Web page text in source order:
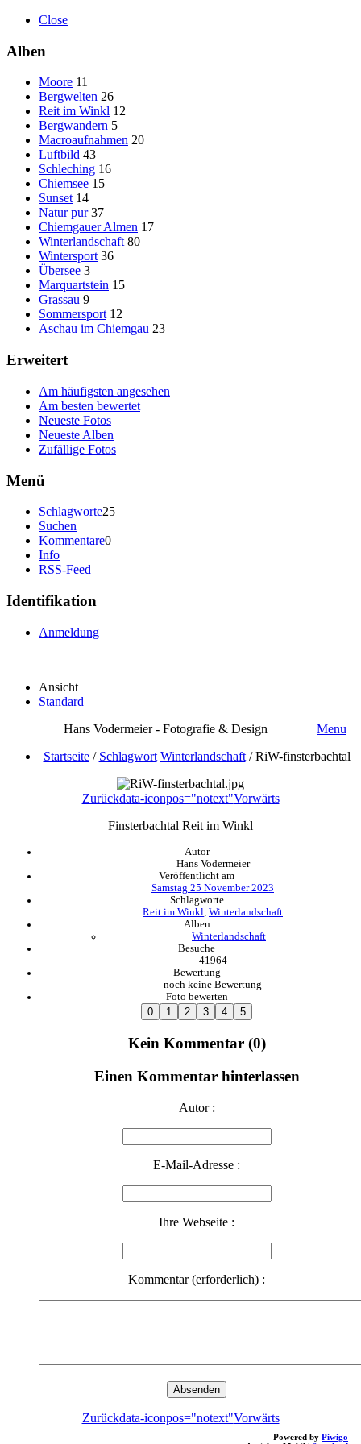
Close
Alben
Moore 11
Bergwelten 26
Reit im Winkl 12
Bergwandern 5
Macroaufnahmen 20
Luftbild 43
Schleching 16
Chiemsee 15
Sunset 14
Natur pur 37
Chiemgauer Almen 17
Winterlandschaft 80
Wintersport 36
Übersee 3
Marquartstein 15
Grassau 9
Sommersport 12
Aschau im Chiemgau 23
Erweitert
Am häufigsten angesehen
Am besten bewertet
Neueste Fotos
Neueste Alben
Zufällige Fotos
Menü
Schlagworte25
Suchen
Kommentare0
Info
RSS-Feed
Identifikation
Anmeldung
Ansicht
Standard
Hans Vodermeier - Fotografie & Design
Menu
Startseite/ Schlagwort Winterlandschaft/RiW-finsterbachtal
Zurückdata-iconpos="notext"Vorwärts
Finsterbachtal Reit im Winkl
Autor
Hans Vodermeier
Veröffentlicht am
Samstag 25 November 2023
Schlagworte
Reit im Winkl Winterlandschaft
Alben
Winterlandschaft
Besuche
41964
Bewertung
noch keine Bewertung
Foto bewerten
Kein Kommentar (0)
Einen Kommentar hinterlassen
Autor :
E-Mail-Adresse :
Ihre Webseite :
Kommentar (erforderlich) :
Zurückdata-iconpos="notext"Vorwärts
Powered by Piwigo